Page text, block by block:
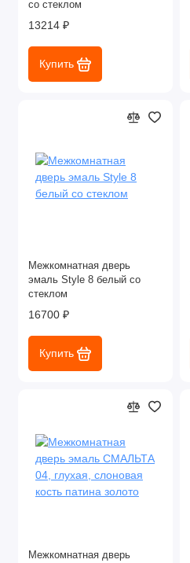
со стеклом
13214 ₽
Купить
Межкомнатная дверь
эмаль Style 8 белый со
стеклом
16700 ₽
Купить
Межкомнатная дверь